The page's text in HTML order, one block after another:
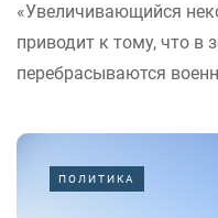
«Увеличивающийся
приводит к тому, что в
перебрасываются
ПОЛИТИКА